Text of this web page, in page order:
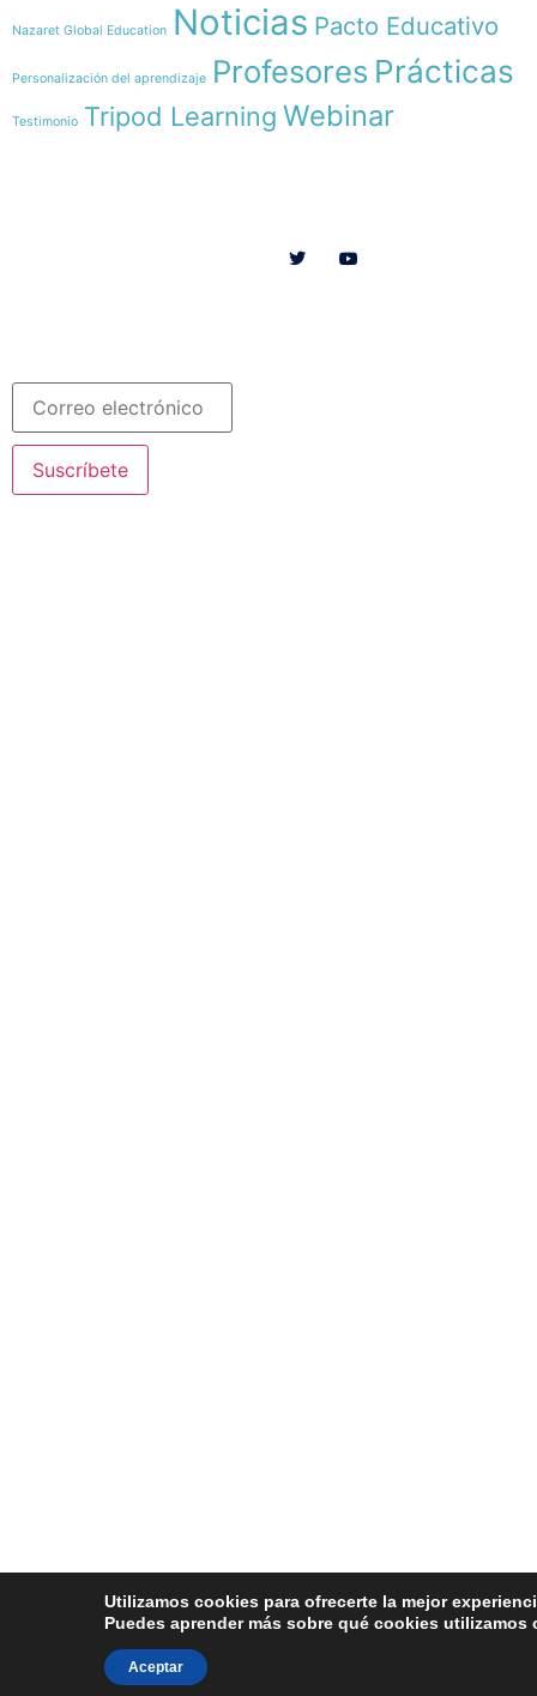
Nazaret Global Education Noticias Pacto Educativo
Personalización del aprendizaje Profesores Prácticas
Testimonio Tripod Learning Webinar
Suscríbete
Utilizamos cookies para ofrecerte la mejor
Puedes aprender más sobre qué cookies
Aceptar